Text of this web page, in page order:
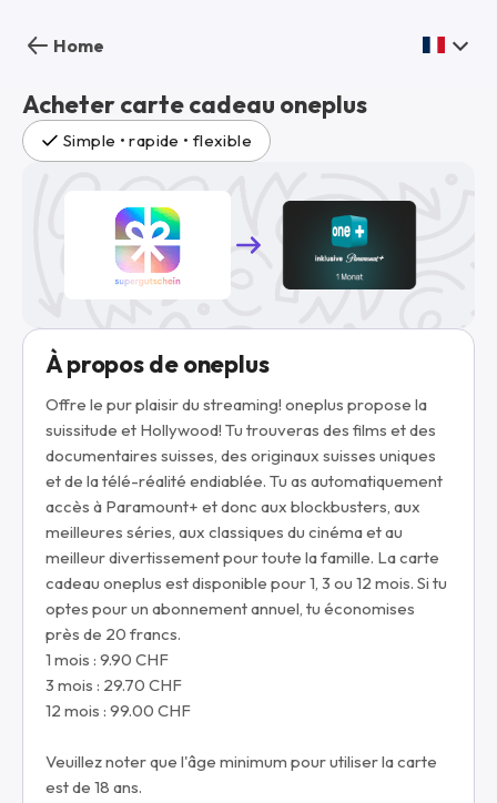
Home
Acheter carte cadeau oneplus
Simple • rapide • flexible
À propos de oneplus
Offre le pur plaisir du streaming! oneplus propose la
suissitude et Hollywood! Tu trouveras des films et des
documentaires suisses, des originaux suisses uniques
et de la télé-réalité endiablée. Tu as automatiquement
accès à Paramount+ et donc aux blockbusters, aux
meilleures séries, aux classiques du cinéma et au
meilleur divertissement pour toute la famille. La carte
cadeau oneplus est disponible pour 1, 3 ou 12 mois. Si tu
optes pour un abonnement annuel, tu économises
près de 20 francs.
1 mois : 9.90 CHF
3 mois : 29.70 CHF
12 mois : 99.00 CHF
Veuillez noter que l'âge minimum pour utiliser la carte
est de 18 ans.